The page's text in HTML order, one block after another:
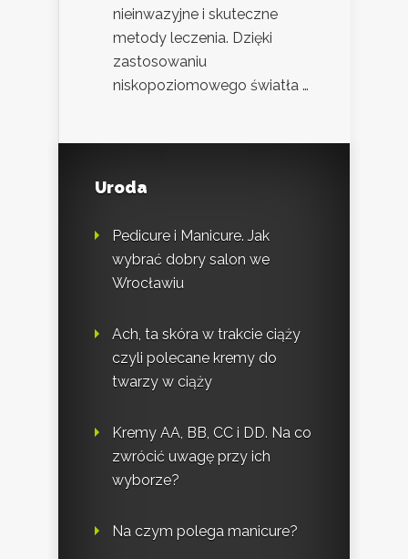
nieinwazyjne i skuteczne
metody leczenia. Dzięki
zastosowaniu
niskopoziomowego światła …
Uroda
Pedicure i Manicure. Jak
wybrać dobry salon we
Wrocławiu
Ach, ta skóra w trakcie ciąży
czyli polecane kremy do
twarzy w ciąży
Kremy AA, BB, CC i DD. Na co
zwrócić uwagę przy ich
wyborze?
Na czym polega manicure?